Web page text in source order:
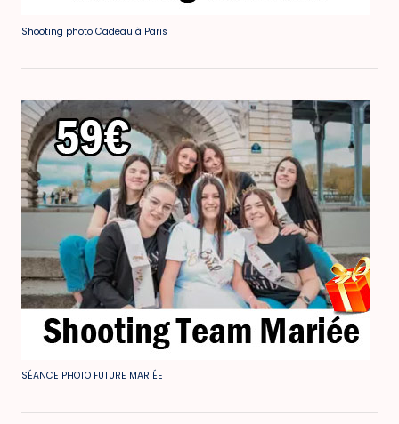
Shooting photo Cadeau à Paris
SÉANCE PHOTO FUTURE MARIÉE